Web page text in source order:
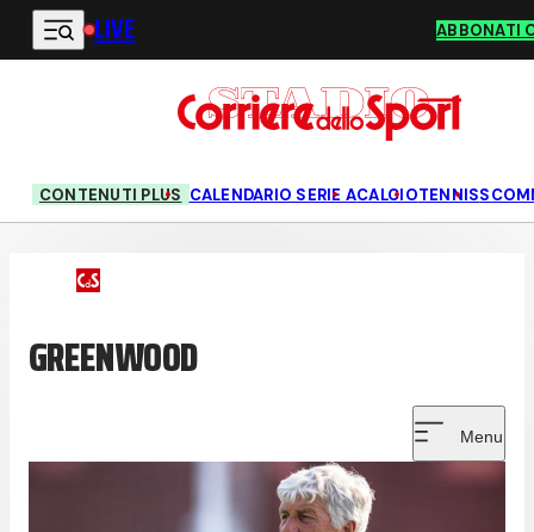
Vai al contenuto principale
LIVE ABBONATI
CONTENUTI PLUS CALENDARIO SERIE ACALCIOTENNIS
GREENWOOD
Menu